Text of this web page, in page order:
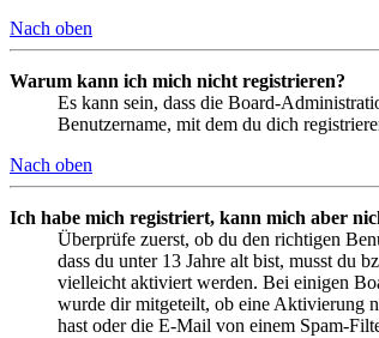
Nach oben
Warum kann ich mich nicht registrieren?
Es kann sein, dass die Board-
Benutzername, mit dem du dich
Nach oben
Ich habe mich registriert, kann mich aber
Überprüfe zuerst, ob du den richtigen
dass du unter 13 Jahre alt bist, musst du
vielleicht aktiviert werden. Bei einigen
wurde dir mitgeteilt, ob eine Aktivierung
hast oder die E-Mail von einem Spam-